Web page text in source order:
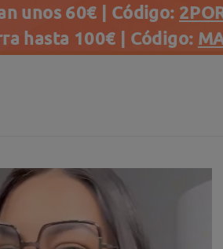
unos 60€ | Código:
hasta 100€ | Código: